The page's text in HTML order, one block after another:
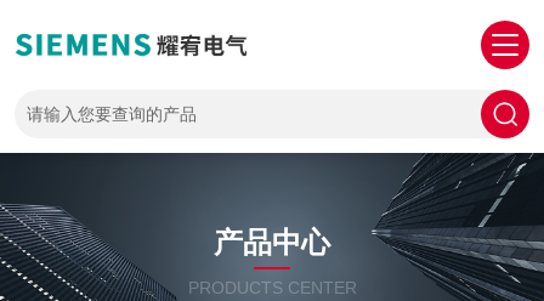
产品中心
PRODUCTS CENTER